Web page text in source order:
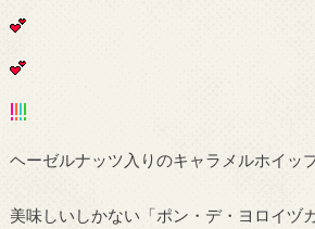
ヘーゼルナッツ入りのキャラメルホイッ
美味しいしかない「ポン・デ・ヨロイヅ